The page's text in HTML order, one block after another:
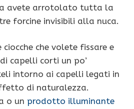
avete arrotolato tutta la
forcine invisibili alla nuca.
ciocche che volete fissare e
capelli corti un po’
intorno ai capelli legati in
di naturalezza.
o un prodotto illuminante